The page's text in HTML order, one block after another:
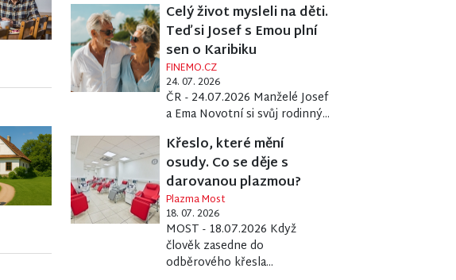
Celý život mysleli na děti.
Teď si Josef s Emou plní
sen o Karibiku
FINEMO.CZ
24. 07. 2026
ČR - 24.07.2026 Manželé Josef
a Ema Novotní si svůj rodinný...
Křeslo, které mění
osudy. Co se děje s
darovanou plazmou?
Plazma Most
18. 07. 2026
MOST - 18.07.2026 Když
člověk zasedne do
odběrového křesla...